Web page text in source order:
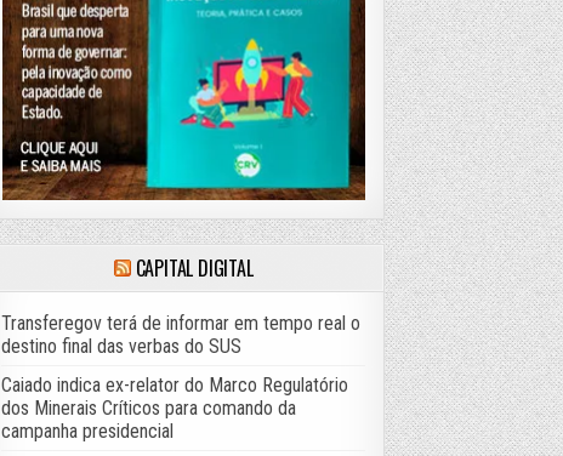
CAPITAL DIGITAL
Transferegov terá de informar em tempo real o
destino final das verbas do SUS
Caiado indica ex-relator do Marco Regulatório
dos Minerais Críticos para comando da
campanha presidencial